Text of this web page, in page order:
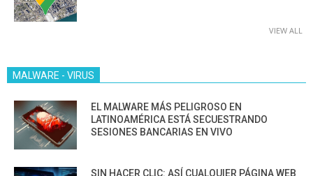
VIEW ALL
MALWARE - VIRUS
EL MALWARE MÁS PELIGROSO EN
LATINOAMÉRICA ESTÁ SECUESTRANDO
SESIONES BANCARIAS EN VIVO
SIN HACER CLIC: ASÍ CUALQUIER PÁGINA WEB